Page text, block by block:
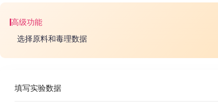
高级功能
选择原料和毒理数据
填写实验数据